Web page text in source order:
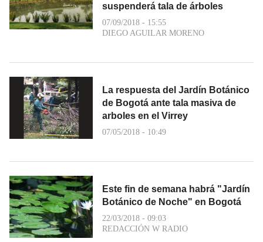
suspenderá tala de árboles
07/09/2018 - 15:55
DIEGO AGUILAR MORENO
La respuesta del Jardín Botánico
de Bogotá ante tala masiva de
arboles en el Virrey
07/05/2018 - 10:49
Este fin de semana habrá "Jardín
Botánico de Noche" en Bogotá
22/03/2018 - 09:03
REDACCIÓN W RADIO